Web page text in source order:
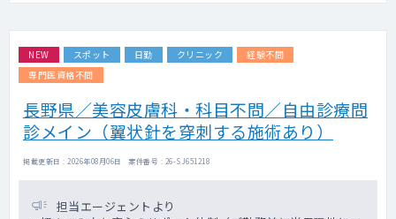
NEW スポット 日勤 クリニック
経験不問
専門医資格不問
長野県／美容皮膚科・科目不問／自由診療問
診メイン（翼状針を穿刺する施術あり）
掲載更新日 : 2026年08月06日 案件番号 : 26-SJ651218
担当エージェントより